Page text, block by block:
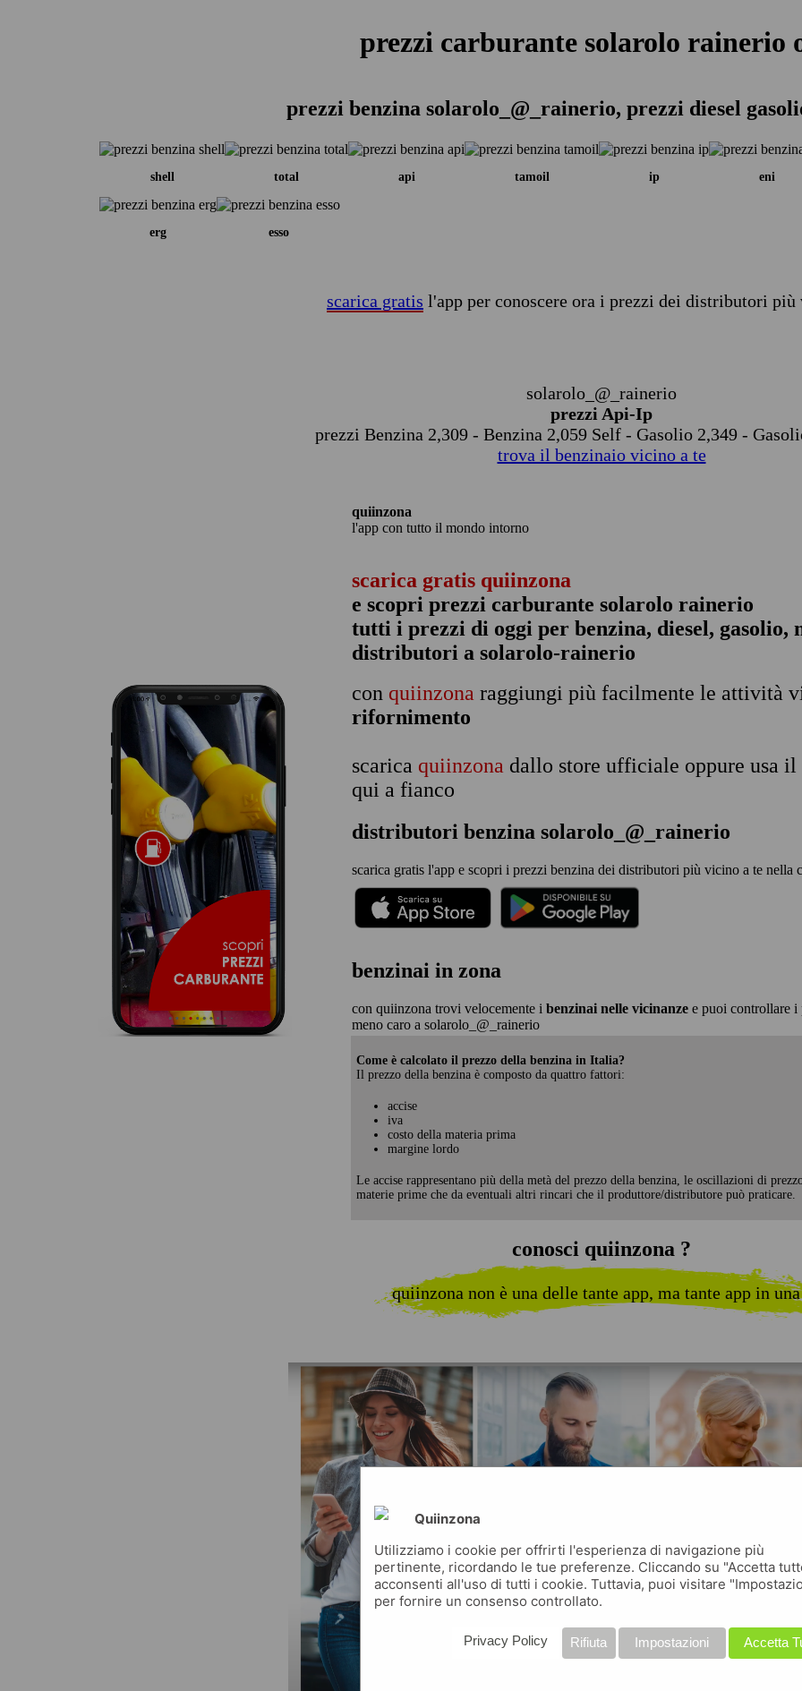
prezzi carburante solarolo rainerio
prezzi benzina solarolo_@_rainerio, prezzi diesel
shell total api tamoil ip eni
erg esso
scarica gratis l'app per conoscere ora i prezzi dei distributori più
solarolo_@_rainerio
prezzi Api-Ip
prezzi Benzina 2,309 - Benzina 2,059 Self - Gasolio 2,349 -
trova il benzinaio vicino a te
quiinzona
l'app con tutto il mondo intorno
scarica gratis quiinzona
e scopri prezzi carburante solarolo rainerio
tutti i prezzi di oggi per benzina, diesel, gasolio,
distributori a solarolo-rainerio
con quiinzona raggiungi più facilmente le attività
rifornimento
scarica quiinzona dallo store ufficiale oppure usa il
qui a fianco
distributori benzina solarolo_@_rainerio
scarica gratis l'app e scopri i prezzi benzina dei distributori più vicino a te nella
benzinai in zona
con quiinzona trovi velocemente i benzinai nelle vicinanze e puoi controllare i
meno caro a solarolo_@_rainerio
Come è calcolato il prezzo della benzina in Italia?
Il prezzo della benzina è composto da quattro fattori:
accise
iva
costo della materia prima
margine lordo
Le accise rappresentano più della metà del prezzo della benzina, le oscillazioni di
materie prime che da eventuali altri rincari che il produttore/distributore può praticare.
conosci quiinzona ?
quiinzona non è una delle tante app, ma tante app in
Quiinzona
Utilizziamo i cookie per offrirti l'esperienza di navigazione più
pertinente, ricordando le tue preferenze. Cliccando su "Accetta
acconsenti all'uso di tutti i cookie. Tuttavia, puoi visitare
per fornire un consenso controllato.
Accetta
Impostazioni
Rifiuta
Privacy Policy